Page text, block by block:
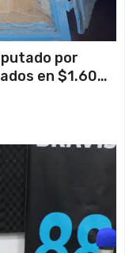
por
en $1.600